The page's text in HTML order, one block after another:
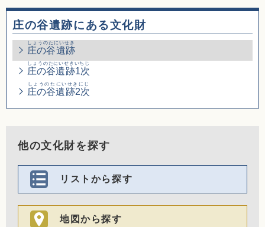
庄の谷遺跡にある文化財
庄の谷遺跡
しょうのたにいせき
庄の谷遺跡1次
しょうのたにいせきいちじ
庄の谷遺跡2次
しょうのたにいせきにじ
他の文化財を探す
リストから探す
地図から探す